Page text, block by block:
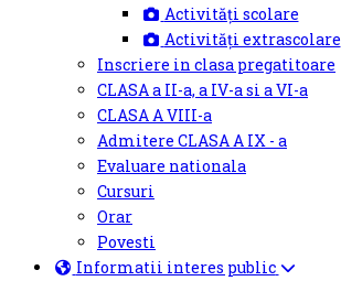
Activități scolare
Activități extrascolare
Inscriere in clasa pregatitoare
CLASA a II-a, a IV-a si a VI-a
CLASA A VIII-a
Admitere CLASA A IX - a
Evaluare nationala
Cursuri
Orar
Povesti
Informatii interes public